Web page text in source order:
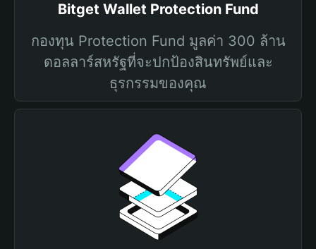
Bitget Wallet Protection Fund
กองทุน Protection Fund มูลค่า 300 ล้าน
ดอลลาร์สหรัฐที่จะปกป้องสินทรัพย์และ
ธุรกรรมของคุณ